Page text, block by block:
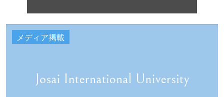
メディア掲載